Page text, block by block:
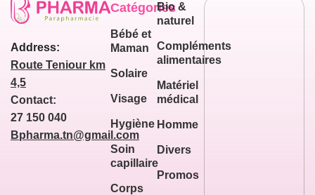
Address:
Route Teniour km
4,5
Contact:
27 150 040
Bpharma.tn@gmail.com
Catégories
Bébé et
Maman
Solaire
Visage
Hygiène
Soin
capillaire
Corps
Bio &
naturel
Compléments
alimentaires
Matériel
médical
Homme
Divers
Promos